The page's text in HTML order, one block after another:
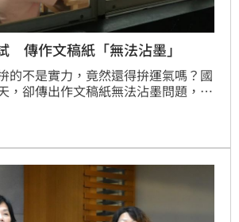
傳作文稿紙「無法沾墨」
的不是實力，竟然還得拚運氣嗎？國
，卻傳出作文稿紙無法沾墨問題，不
。家長憂心，孩子人生重要考試，竟
改善。